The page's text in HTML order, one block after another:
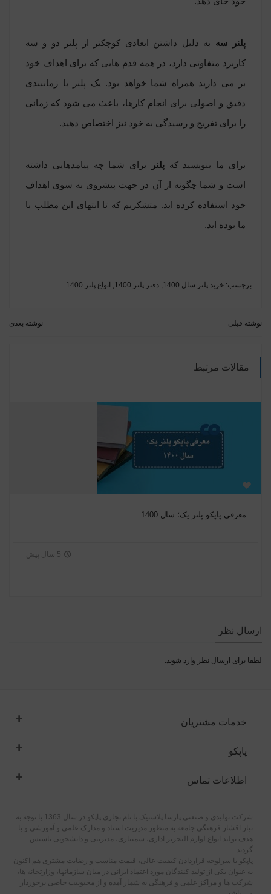
پلنر سه به دلیل داشتن ابعادی کوچکتر از پلنر دو و سه
کاربرد متفاوتی دارد، در همه قدم هایی که برای اهداف خود
بر می دارید همراه شما خواهد بود. یک پلنر با زمانبندی
دقیق و اصولی برای انجام کارها، باعث می شود که زمانی
را برای تفریح و رسیدگی به خود نیز اختصاص دهید.
برای ما بنویسید کهپلنر
برای شما چه پیامدهایی داشته
است و شما چگونه از آن در جهت پیشروی به سوی اهداف
خود استفاده کرده اید. متشکریم که تا انتهای این مطلب با
ما بوده اید.
برچسب: خرید پلنر سال 1400 , دفتر پلنر 1400 , انواع پلنر 1400
نوشته قبلی نوشته بعدی
مقالات مرتبط
معرفی پاپکو پلنر یک؛ سال 1400
5 سال پیش
ارسال نظر
لطفا برای ارسال نظر وارد شوید.
خدمات مشتریان
پاپکو
اطلاعات تماس
شرکت تولیدی و صنعتی پارسا پلاستیک با نام تجاری پاپکو در سال 1363 با توجه به
نیاز اقشار فرهنگی جامعه به منظور مدیریت اسناد و مدارک علمی و آموزشی و با
هدف تولید انواع لوازم التحریر اداری، سمیناری، مدیریتی و دانشجویی تاسیس
گردید
پاپکو با سرلوحه قراردادن کیفیت عالی، قیمت مناسب و رضایت مشتری هم اکنون
به عنوان یکی از تولید کنندگان مورد اعتماد ایرانی در میان سازمانها، وزارتخانه ها،
شرکت ها و مراکز علمی و فرهنگی به شمار آمده و از محبوبیت خاصی برخوردار